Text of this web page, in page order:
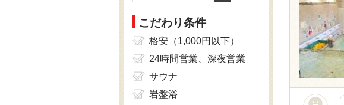
こだわり条件
格安（1,000円以下）
24時間営業、深夜営業
サウナ
岩盤浴